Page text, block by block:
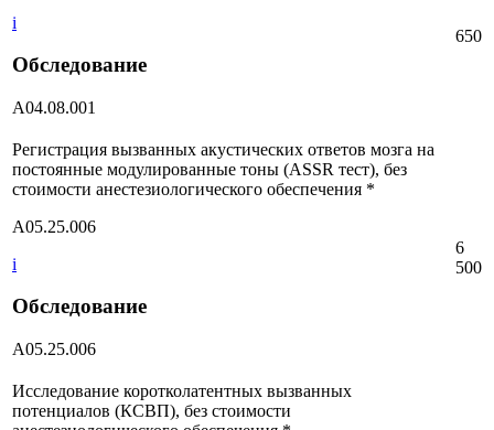
i
Обследование
А04.08.001
650
Регистрация вызванных акустических ответов мозга на
постоянные модулированные тоны (ASSR тест), без
стоимости анестезиологического обеспечения *
A05.25.006
i
Обследование
A05.25.006
6
500
Исследование коротколатентных вызванных
потенциалов (КСВП), без стоимости